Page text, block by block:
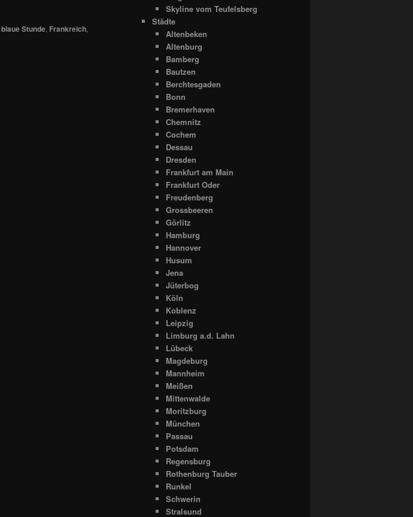
blaue Stunde, Frankreich,
Skyline vom Teufelsberg
Städte
Altenbeken
Altenburg
Bamberg
Bautzen
Berchtesgaden
Bonn
Bremerhaven
Chemnitz
Cochem
Dessau
Dresden
Frankfurt am Main
Frankfurt Oder
Freudenberg
Grossbeeren
Görlitz
Hamburg
Hannover
Husum
Jena
Jüterbog
Köln
Koblenz
Leipzig
Limburg a.d. Lahn
Lübeck
Magdeburg
Mannheim
Meißen
Mittenwalde
Moritzburg
München
Passau
Potsdam
Regensburg
Rothenburg Tauber
Runkel
Schwerin
Stralsund